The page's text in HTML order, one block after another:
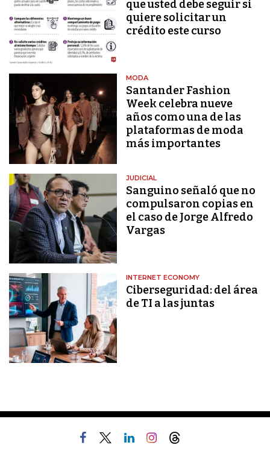
que usted debe seguir si
quiere solicitar un
crédito este curso
MODA
Santander Fashion
Week celebra nueve
años como una de las
plataformas de moda
más importantes
JUDICIAL
Sanguino señaló que no
compulsaron copias en
el caso de Jorge Alfredo
Vargas
INTERNET ECONOMY
Ciberseguridad: del área
de TI a las juntas